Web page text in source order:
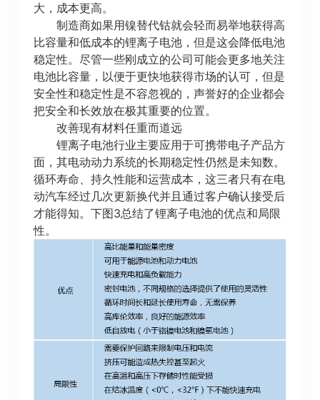
大，成本更高。
制造商如果用镍替代钴就会轻而易举地获得高
比容量和低成本的锂离子电池，但是这会降低电池
稳定性。尽管一些刚成立的公司可能会更多地关注
电池比容量，以便于更快地获得市场的认可，但是
安全性和稳定性是不容忽视的，声誉好的企业都会
把安全和长效放在极其重要的位置。
改善现有材料任重而道远
锂离子电池行业主要应用于可携带电子产品方
面，其电动动力系统的长期稳定性仍然是未知数。
循环寿命、持久性能和运营成本，这三者只有在电
动汽车经过几次更新换代并且通过客户确认接受后
才能得知。下图3总结了锂离子电池的优点和局限
性。